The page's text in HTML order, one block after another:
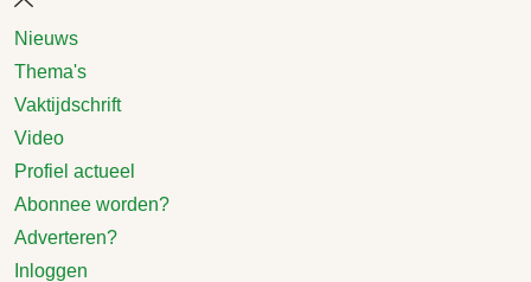
Nieuws
Thema's
Vaktijdschrift
Video
Profiel actueel
Abonnee worden?
Adverteren?
Inloggen